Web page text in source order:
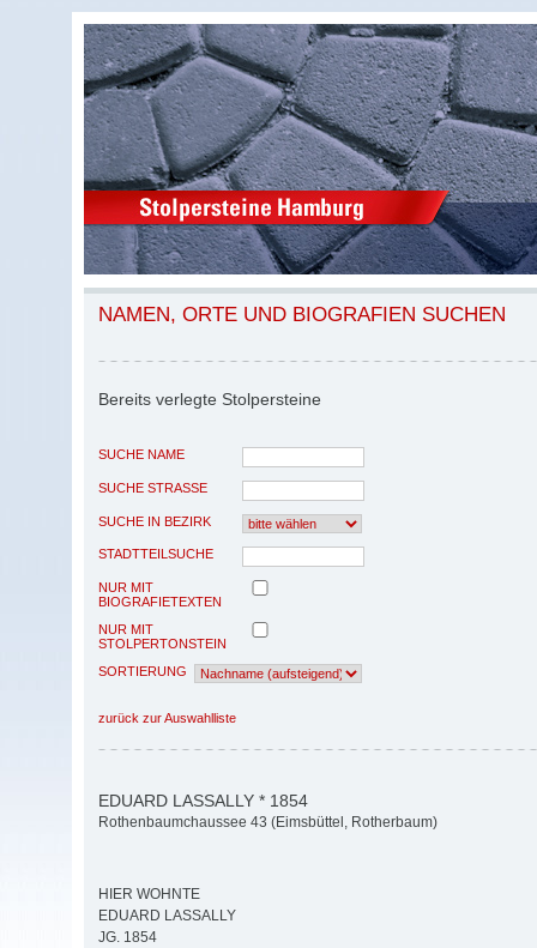
NAMEN, ORTE UND BIOGRAFIEN SUCHEN
Bereits verlegte Stolpersteine
SUCHE NAME
SUCHE STRASSE
SUCHE IN BEZIRK
STADTTEILSUCHE
NUR MIT
BIOGRAFIETEXTEN
NUR MIT
STOLPERTONSTEIN
SORTIERUNG
zurück zur Auswahlliste
EDUARD LASSALLY * 1854
Rothenbaumchaussee 43 (Eimsbüttel, Rotherbaum)
HIER WOHNTE
EDUARD LASSALLY
JG. 1854